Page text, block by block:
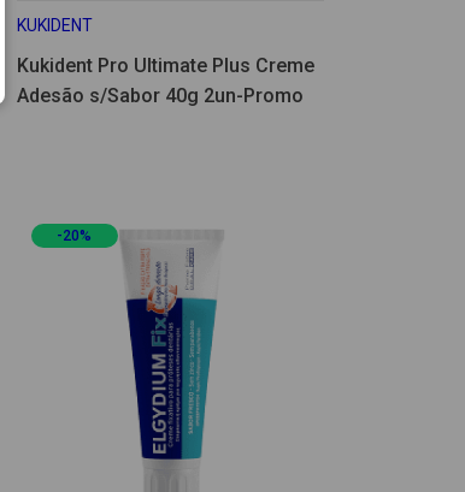
KUKIDENT
Kukident Pro Ultimate Plus Creme
Adesão s/Sabor 40g 2un-Promo
-20%